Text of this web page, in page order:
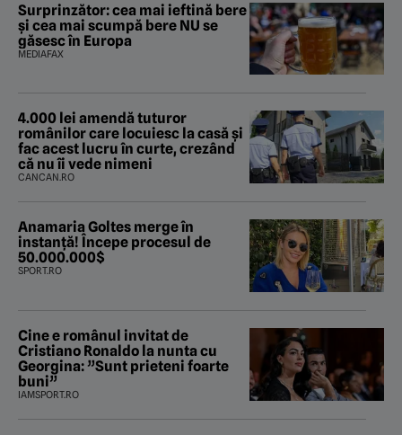
Surprinzător: cea mai ieftină bere
și cea mai scumpă bere NU se
găsesc în Europa
MEDIAFAX
4.000 lei amendă tuturor
românilor care locuiesc la casă și
fac acest lucru în curte, crezând
că nu îi vede nimeni
CANCAN.RO
Anamaria Goltes merge în
instanță! Începe procesul de
50.000.000$
SPORT.RO
Cine e românul invitat de
Cristiano Ronaldo la nunta cu
Georgina: ”Sunt prieteni foarte
buni”
IAMSPORT.RO